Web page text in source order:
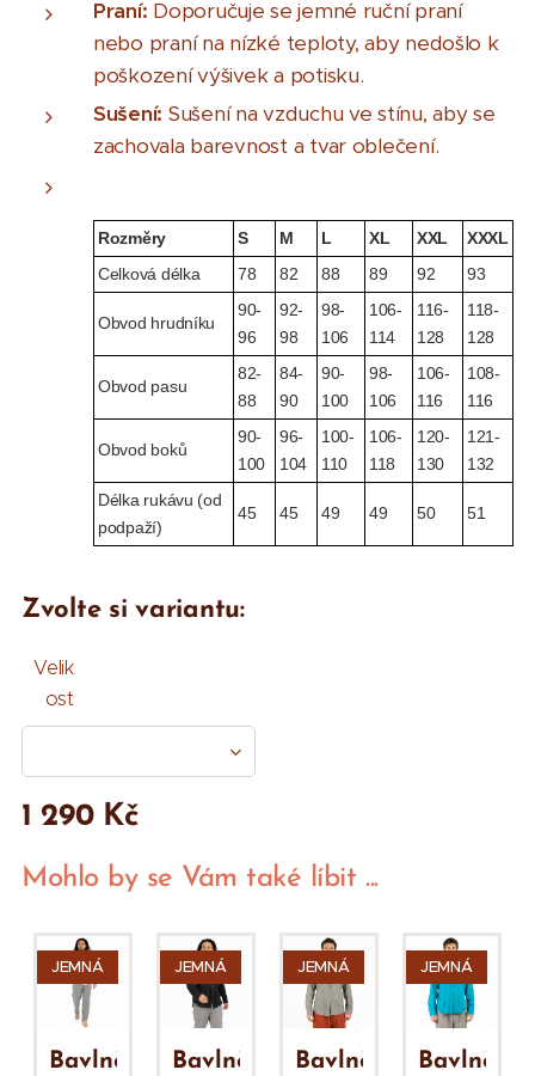
Praní: Doporučuje se jemné ruční praní
nebo praní na nízké teploty, aby nedošlo k
poškození výšivek a potisku.
Sušení: Sušení na vzduchu ve stínu, aby se
zachovala barevnost a tvar oblečení.
Rozměry S M L XL XXL
XXXL
Celková délka
78 82 88 89 92 93
Obvod hrudníku
90-
96
92-
98
98-
106
106-
114
116-
128
118-
128
Obvod pasu
82-
88
84-
90
90-
100
98-
106
106-
116
108-
116
Obvod boků
90-
100
96-
104
100-
110
106-
118
120-
130
121-
132
Délka rukávu (od
podpaží)
45 45 49 49 50 51
Zvolte si variantu:
Velik
ost
1 290Kč
Mohlo by se Vám také líbit ...
Bavlněná
JEMNÁ
Bavlněná
JEMNÁ
Bavlněná
JEMNÁ
Bavlněná
JEMNÁ